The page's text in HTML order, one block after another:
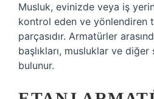
Musluk, evinizde veya iş
kontrol eden ve yönlendiren
parçasıdır. Armatürler
başlıkları, musluklar ve
bulunur.